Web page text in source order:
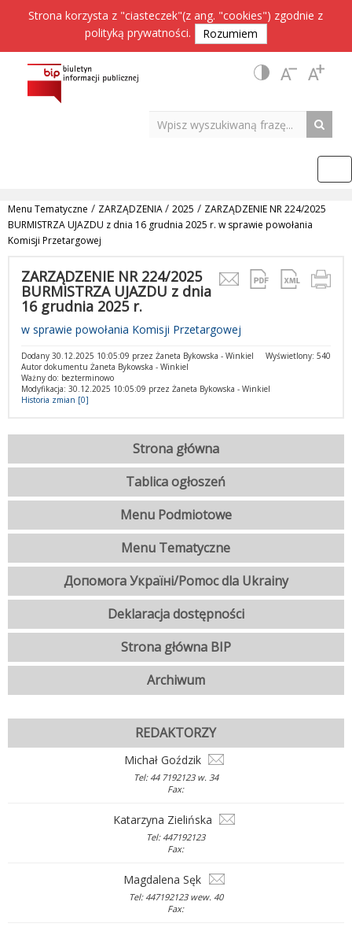
Strona korzysta z "ciasteczek"(z ang. "cookies") zgodnie z
polityką prywatności. Rozumiem
Menu Tematyczne / ZARZĄDZENIA/ 2025 / ZARZĄDZENIE NR 224/2025
BURMISTRZA UJAZDU z dnia 16 grudnia 2025 r. w sprawie powołania
Komisji Przetargowej
ZARZĄDZENIE NR 224/2025
BURMISTRZA UJAZDU z dnia
16 grudnia 2025 r.
w sprawie powołania Komisji Przetargowej
Wyświetlony: 540
Dodany 30.12.2025 10:05:09 przez Żaneta Bykowska - Winkiel
Autor dokumentu Żaneta Bykowska - Winkiel
Ważny do: bezterminowo
Modyfikacja: 30.12.2025 10:05:09 przez Żaneta Bykowska - Winkiel
Historia zmian [0]
Strona główna
Tablica ogłoszeń
Menu Podmiotowe
Menu Tematyczne
Допомога Україні/Pomoc dla Ukrainy
Deklaracja dostępności
Strona główna BIP
Archiwum
REDAKTORZY
Michał Goździk
Tel: 44 7192123 w. 34
Fax:
Katarzyna Zielińska
Tel: 447192123
Fax:
Magdalena Sęk
Tel: 447192123 wew. 40
Fax: